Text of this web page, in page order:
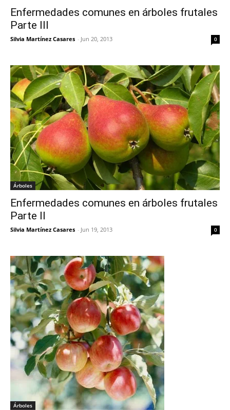
Enfermedades comunes en árboles frutales
Parte III
Silvia Martínez Casares - Jun 20, 2013 0
Árboles
Enfermedades comunes en árboles frutales
Parte II
Silvia Martínez Casares - Jun 19, 2013 0
Árboles